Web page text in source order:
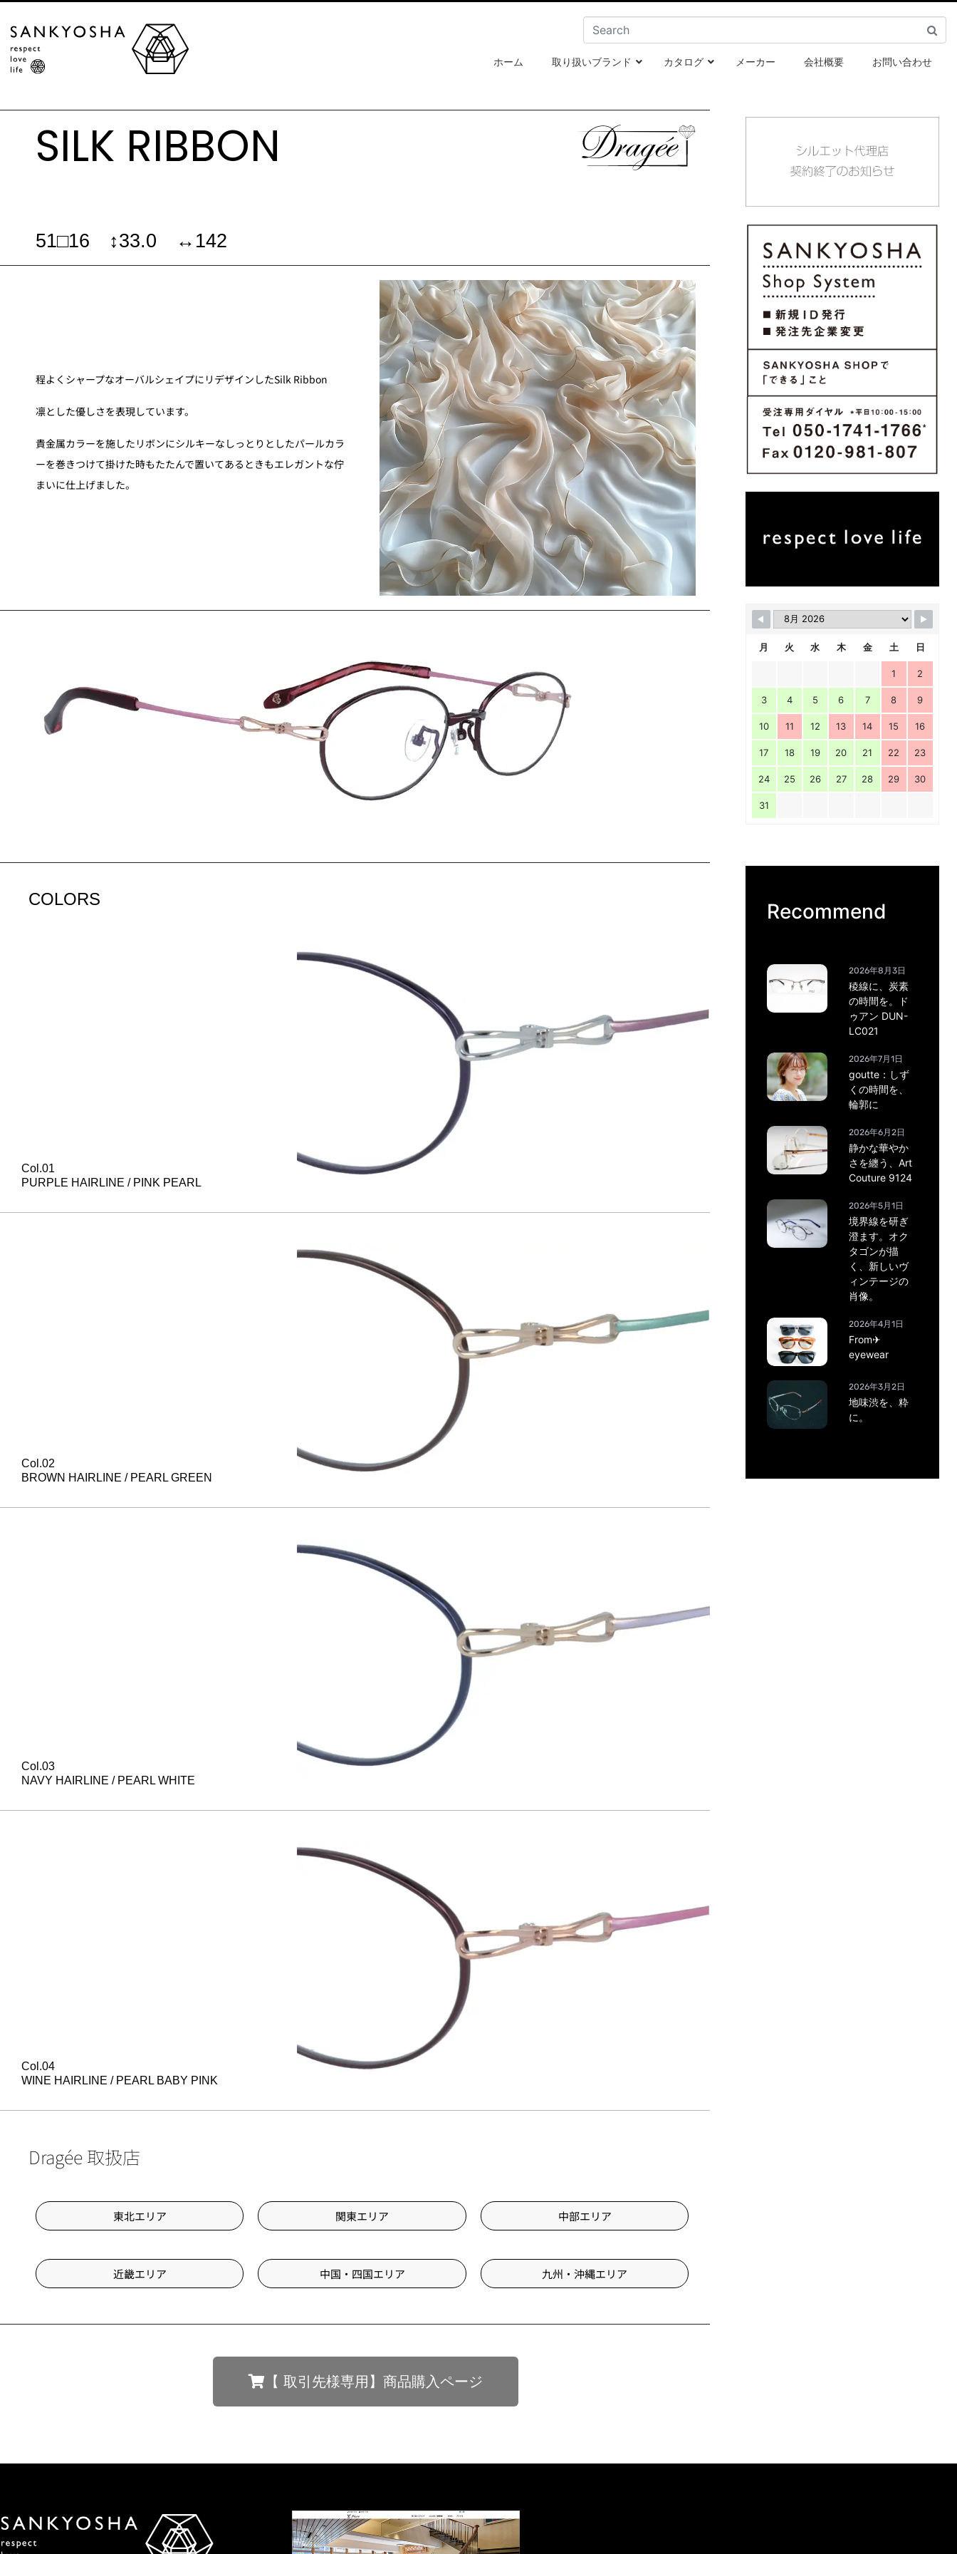
ホーム 取り扱いブランド カタログ メーカー 会社概要 お問い合わせ
SILK RIBBON
51□16 ↕33.0 ↔142
程よくシャープなオーバルシェイプにリデザインしたSilk Ribbon
凛とした優しさを表現しています。
貴金属カラーを施したリボンにシルキーなしっとりとしたパールカラ
ーを巻きつけて掛けた時もたたんで置いてあるときもエレガントな佇
まいに仕上げました。
COLORS
Col.01
PURPLE HAIRLINE / PINK PEARL
Col.02
BROWN HAIRLINE / PEARL GREEN
Col.03
NAVY HAIRLINE / PEARL WHITE
Col.04
WINE HAIRLINE / PEARL BABY PINK
Dragée 取扱店
東北エリア 関東エリア 中部エリア
近畿エリア 中国・四国エリア 九州・沖縄エリア
【 取引先様専用】商品購入ページ
月 火 水 木 金 土 日
1 2
3 4 5 6 7 8 9
10 11 12 13 14 15 16
17 18 19 20 21 22 23
24 25 26 27 28 29 30
31
Recommend
2026年8月3日
稜線に、炭素
の時間を。ド
ゥアン DUN-
LC021
2026年7月1日
goutte：しず
くの時間を、
輪郭に
2026年6月2日
静かな華やか
さを纏う、Art
Couture 9124
2026年5月1日
境界線を研ぎ
澄ます。オク
タゴンが描
く、新しいヴ
ィンテージの
肖像。
2026年4月1日
From✈
eyewear
2026年3月2日
地味渋を、粋
に。